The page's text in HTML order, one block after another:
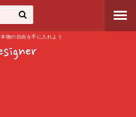
物の自由を手に入れよう